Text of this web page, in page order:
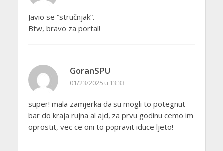
Javio se “stručnjak”.
Btw, bravo za portal!
GoranSPU
01/23/2025 u 13:33
super! mala zamjerka da su mogli to potegnut
bar do kraja rujna al ajd, za prvu godinu cemo im
oprostit, vec ce oni to popravit iduce ljeto!